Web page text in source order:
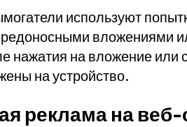
используют
вложениями
нажатия на вложение или
на устройство.
реклама на веб-